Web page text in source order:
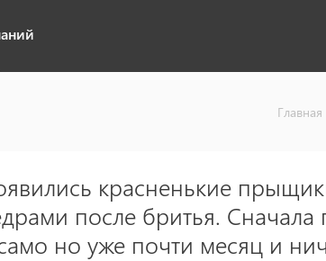
Главная
красненькие
после бритья.
но уже почти месяц и